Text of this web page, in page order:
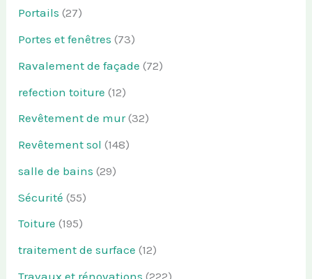
Portails (27)
Portes et fenêtres (73)
Ravalement de façade (72)
refection toiture (12)
Revêtement de mur(32)
Revêtement sol (148)
salle de bains (29)
Sécurité (55)
Toiture (195)
traitement de surface (12)
Travaux et rénovations (222)